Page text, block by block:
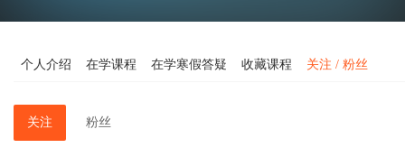
个人介绍 在学课程 在学寒假答疑 收藏课程 关注 / 粉丝
关注 粉丝